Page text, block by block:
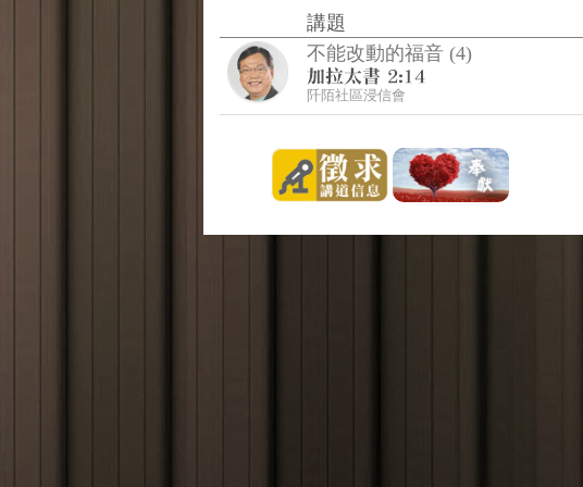
講題
不能改動的福音 (4)
阡陌社區浸信會